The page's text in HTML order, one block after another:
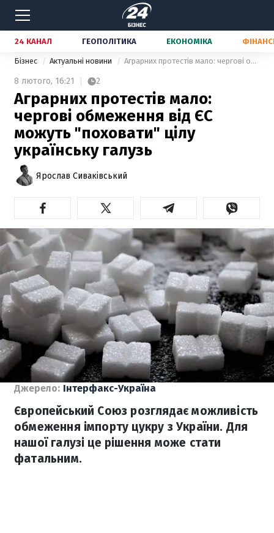
24 КАНАЛ ГЕОПОЛІТИКА ЕКОНОМІКА
Бізнес Актуальні новини Аграрних протестів мало: чергові обмеження від ЄС можуть "поховати" цілу українську галузь
8 лютого, 16:21 2
Аграрних протестів мало:
чергові обмеження від ЄС
можуть "поховати" цілу
українську галузь
Ярослав Сиваківський
Джерело: Інтерфакс-Україна
Європейський Союз розглядає можливість
обмеження імпорту цукру з України. Для
нашої галузі це рішення може стати
фатальним.